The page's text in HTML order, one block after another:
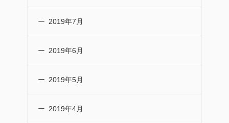
2019年7月
2019年6月
2019年5月
2019年4月